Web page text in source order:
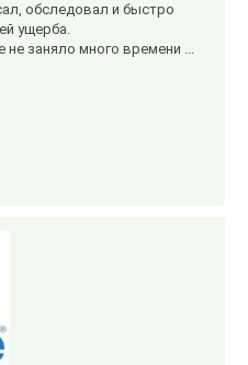
обследовал и быстро
ущерба.
заняло много времени ...